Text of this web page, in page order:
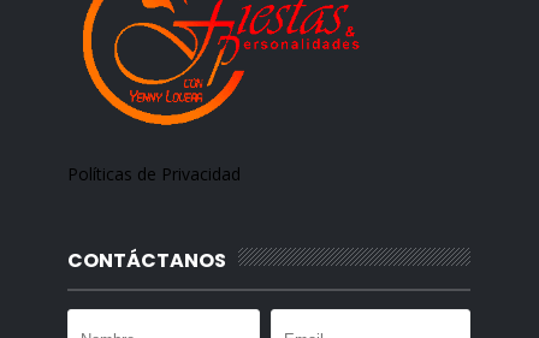
Políticas de Privacidad
CONTÁCTANOS